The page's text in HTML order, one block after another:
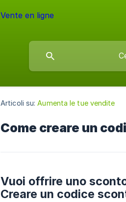
Articoli su: Aumenta le tue vendite
Come creare un
Vuoi offrire uno
Creare un codice